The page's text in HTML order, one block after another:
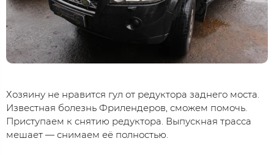
Хозяину не нравится гул от редуктора заднего моста.
Известная болезнь Фрилендеров, сможем помочь.
Приступаем к снятию редуктора. Выпускная трасса
мешает — снимаем её полностью.